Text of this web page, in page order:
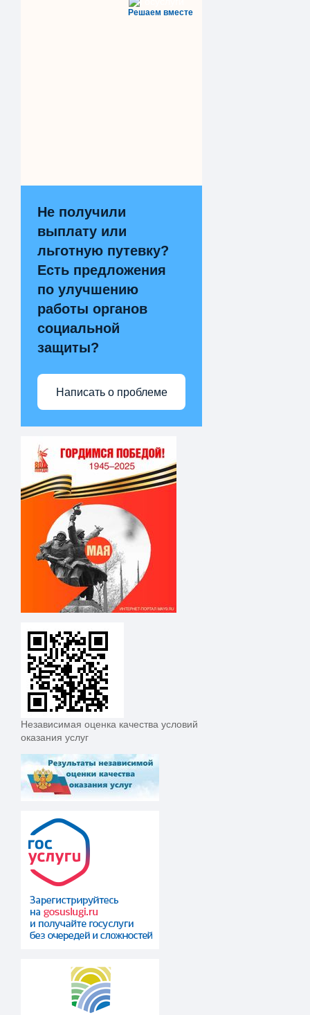
Решаем вместе
Не получили
выплату или
льготную путевку?
Есть предложения
по улучшению
работы органов
социальной
защиты?
Написать о проблеме
Независимая оценка качества условий
оказания услуг